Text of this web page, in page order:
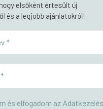
elsőként értesült új
és a legjobb ajánlatokról!
és elfogadom az